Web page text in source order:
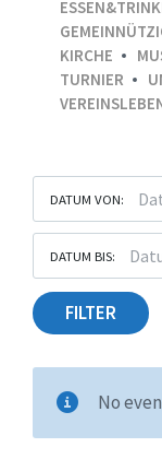
KIRCHE
TURNIER
DATUM VON:
DATUM BIS:
FILTER
No